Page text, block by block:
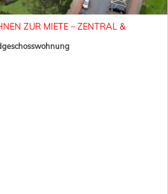
ZUR MIETE – ZENTRAL &